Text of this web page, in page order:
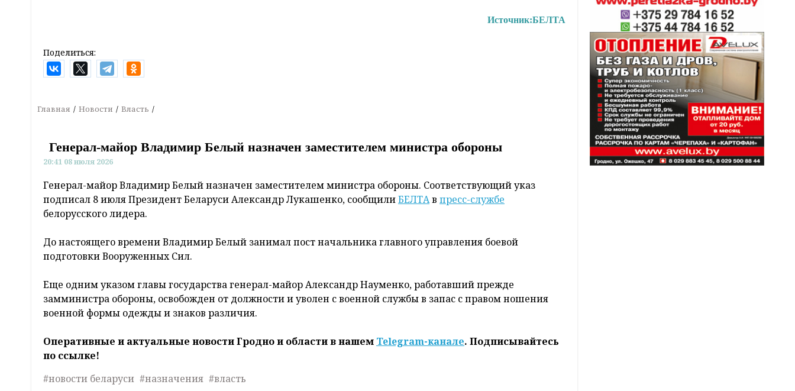
Источник:БЕЛТА
Поделиться:
Главная Новости Власть
Генерал-майор Владимир Белый назначен заместителем министра обороны
20:41 08 июля 2026